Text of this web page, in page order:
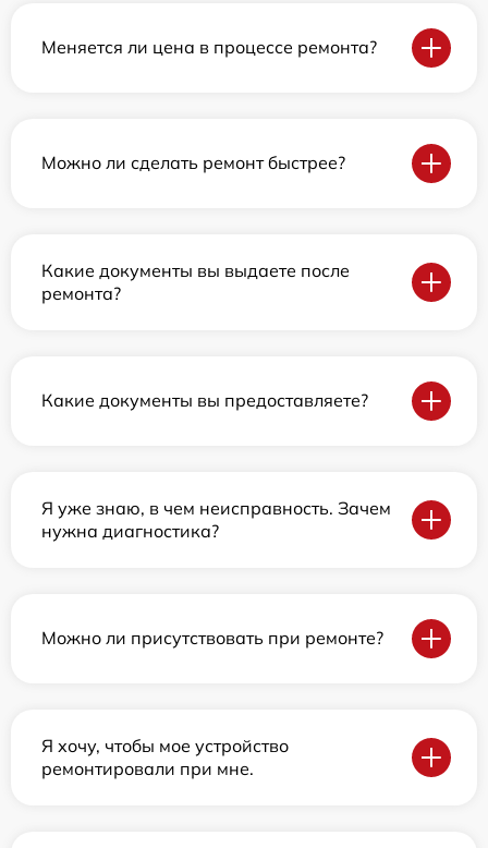
Меняется ли цена в процессе ремонта?
Можно ли сделать ремонт быстрее?
Какие документы вы выдаете после
ремонта?
Какие документы вы предоставляете?
Я уже знаю, в чем неисправность. Зачем
нужна диагностика?
Можно ли присутствовать при ремонте?
Я хочу, чтобы мое устройство
ремонтировали при мне.